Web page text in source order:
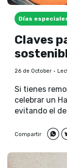
Días
Claves
26 de October
Si tienes
celebrar un
evitando el
Compartir